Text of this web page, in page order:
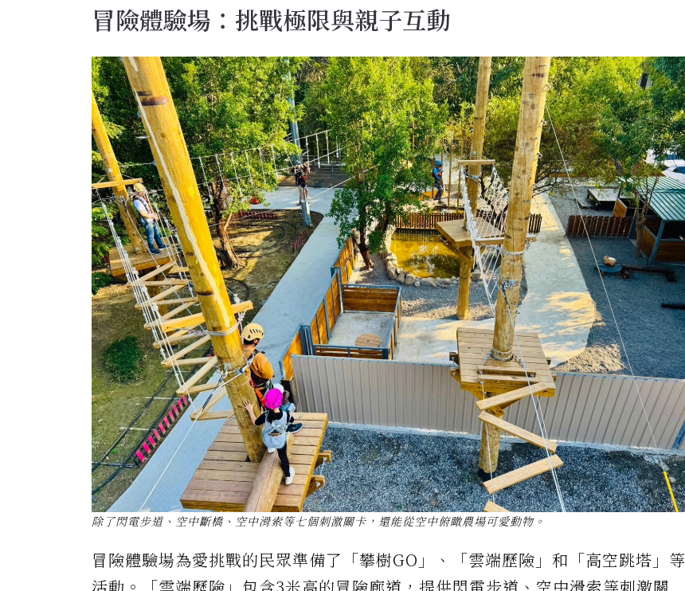
冒險體驗場：挑戰極限與親子互動
除了閃電步道、空中斷橋、空中滑索等七個刺激關卡，還能從空中俯瞰農場可愛動物。
冒險體驗場為愛挑戰的民眾準備了「攀樹GO」、「雲端歷險」和「高空跳塔」等